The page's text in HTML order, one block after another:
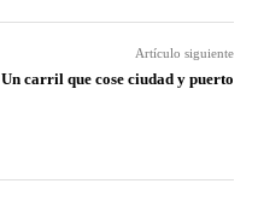
Artículo siguiente
Un carril que cose ciudad y puerto